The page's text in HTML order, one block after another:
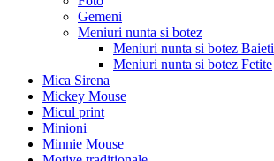
Gemeni
Meniuri nunta si botez
Meniuri nunta si botez Baieti
Meniuri nunta si botez Fetite
Mica Sirena
Mickey Mouse
Micul print
Minioni
Minnie Mouse